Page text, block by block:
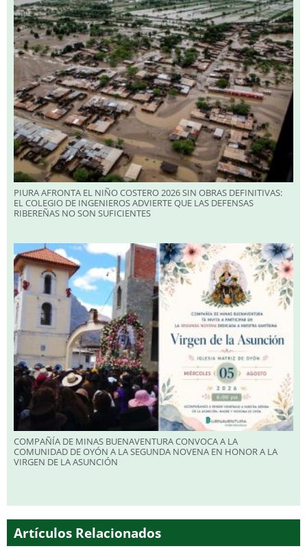
PIURA AFRONTA EL NIÑO COSTERO 2026 SIN OBRAS DEFINITIVAS:
EL COLEGIO DE INGENIEROS ADVIERTE QUE LAS DEFENSAS
RIBEREÑAS NO SON SUFICIENTES
COMPAÑÍA DE MINAS BUENAVENTURA CONVOCA A LA
COMUNIDAD DE OYÓN A LA SEGUNDA NOVENA EN HONOR A LA
VIRGEN DE LA ASUNCIÓN
Artículos Relacionados